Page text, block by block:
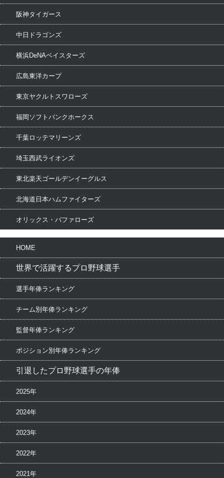
阪神タイガース
中日ドラゴンズ
横浜DeNAベイスターズ
広島東洋カープ
東京ヤクルトスワローズ
福岡ソフトバンクホークス
千葉ロッテマリーンズ
埼玉西武ライオンズ
東北楽天ゴールデンイーグルス
北海道日本ハムファイターズ
オリックス・バファローズ
HOME
世界で活躍するプロ野球選手
選手年俸ランキング
チーム別年俸ランキング
監督年俸ランキング
ポジション別年俸ランキング
引退したプロ野球選手の年俸
2025年
2024年
2023年
2022年
2021年